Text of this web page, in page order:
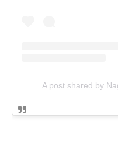
A post shared by